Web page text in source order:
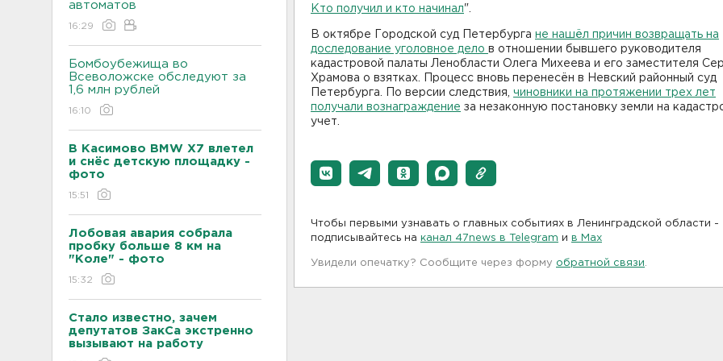
автоматов
16:29
Бомбоубежища во
Всеволожске обследуют за
1,6 млн рублей
16:10
В Касимово BMW X7 влетел
и снёс детскую площадку -
фото
15:51
Лобовая авария собрала
пробку больше 8 км на
"Коле" - фото
15:32
Стало известно, зачем
депутатов ЗакСа экстренно
вызывают на работу
Кто получил и кто начинал".
В октябре Городской суд Петербурга не нашёл причин возвращать на
доследование уголовное дело в отношении бывшего руководителя
кадастровой палаты Ленобласти Олега Михеева и его заместителя
Храмова о взятках. Процесс вновь перенесён в Невский районный суд
Петербурга. По версии следствия, чиновники на протяжении трех лет
получали вознаграждение за незаконную постановку земли на
учет.
Чтобы первыми узнавать о главных событиях в Ленинградской области -
подписывайтесь на канал 47news в Telegram и в Maх
Увидели опечатку? Сообщите через форму обратной связи